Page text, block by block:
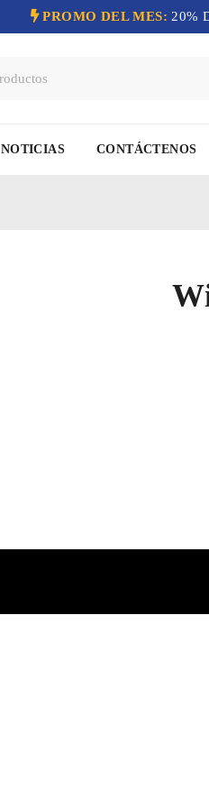
PROMO DEL MES: 20%
NOTICIAS CONTÁCTENOS